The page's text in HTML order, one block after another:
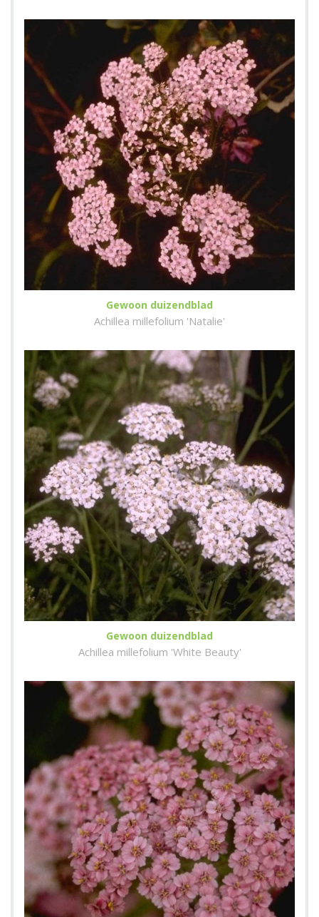
Gewoon duizendblad
Achillea millefolium 'Natalie'
Gewoon duizendblad
Achillea millefolium 'White Beauty'